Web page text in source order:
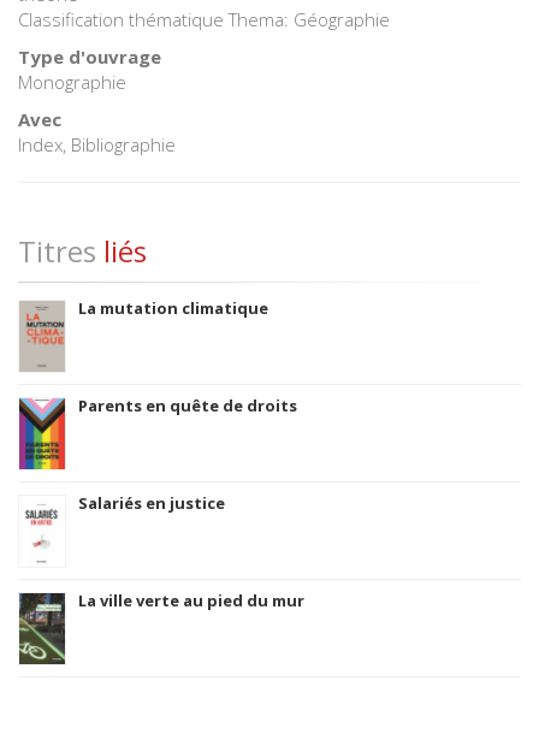
Classification thématique Thema: Géographie
Type d'ouvrage
Monographie
Avec
Index, Bibliographie
Titres liés
La mutation climatique
Parents en quête de droits
Salariés en justice
La ville verte au pied du mur